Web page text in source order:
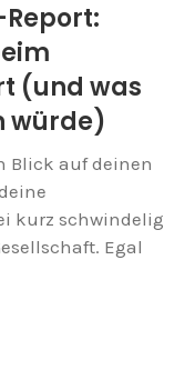
(und was
würde)
Blick auf deinen
kurz schwindelig
Egal